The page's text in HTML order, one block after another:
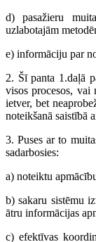
d) pasažieru
uzlabotajām
e) informāciju par
2. Šī panta 1.daļā
visos procesos, vai
ietver, bet
noteikšanā saistībā
3. Puses ar to
sadarbosies:
a) noteiktu
b) sakaru sistēmu
ātru informācijas
c) efektīvas